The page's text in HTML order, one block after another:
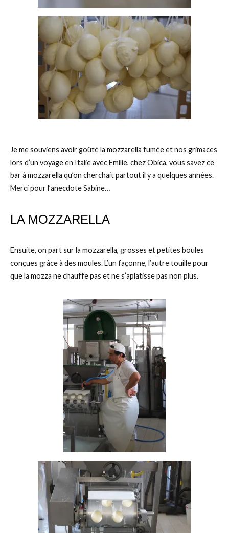
Je me souviens avoir goûté la mozzarella fumée et nos grimaces
lors d’un voyage en Italie avec Emilie, chez Obica, vous savez ce
bar à mozzarella qu’on cherchait partout il y a quelques années.
Merci pour l’anecdote Sabine…
LA MOZZARELLA
Ensuite, on part sur la mozzarella, grosses et petites boules
conçues grâce à des moules. L’un façonne, l’autre touille pour
que la mozza ne chauffe pas et ne s’aplatisse pas non plus.